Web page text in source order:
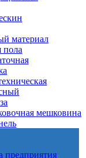
материал
пола
мешковина
предприятия